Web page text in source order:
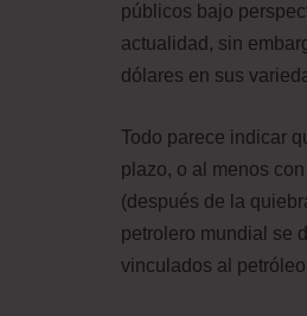
públicos bajo
actualidad, sin
dólares en sus
Todo parece indicar
plazo, o al menos
(después de la
petrolero mundial se
vinculados al